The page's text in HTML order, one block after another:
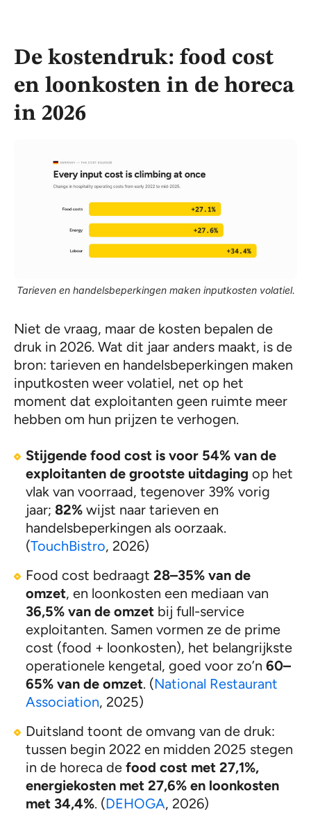
De kostendruk: food cost
en loonkosten in de horeca
in 2026
Tarieven en handelsbeperkingen maken inputkosten volatiel.
Niet de vraag, maar de kosten bepalen de
druk in 2026. Wat dit jaar anders maakt, is de
bron: tarieven en handelsbeperkingen maken
inputkosten weer volatiel, net op het
moment dat exploitanten geen ruimte meer
hebben om hun prijzen te verhogen.
Stijgende food cost is voor 54% van de
exploitanten de grootste uitdaging op het
vlak van voorraad, tegenover 39% vorig
jaar; 82% wijst naar tarieven en
handelsbeperkingen als oorzaak.
(TouchBistro, 2026)
Food cost bedraagt 28–35% van de
omzet, en loonkosten een mediaan van
36,5% van de omzet bij full-service
exploitanten. Samen vormen ze de prime
cost (food + loonkosten), het belangrijkste
operationele kengetal, goed voor zo’n 60–
65% van de omzet. (National Restaurant
Association, 2025)
Duitsland toont de omvang van de druk:
tussen begin 2022 en midden 2025 stegen
in de horeca de food cost met 27,1%,
energiekosten met 27,6% en loonkosten
met 34,4%. (DEHOGA, 2026)